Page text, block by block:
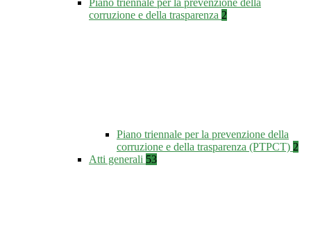
Piano triennale per la prevenzione della
corruzione e della trasparenza 2
Piano triennale per la prevenzione della
corruzione e della trasparenza (PTPCT) 2
Atti generali 53